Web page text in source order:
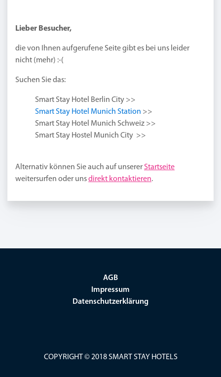
Lieber Besucher,
die von Ihnen aufgerufene Seite gibt es bei uns leider
nicht (mehr) :-(
Suchen Sie das:
Smart Stay Hotel Berlin City >>
Smart Stay Hotel Munich Station >>
Smart Stay Hotel Munich Schweiz >>
Smart Stay Hostel Munich City >>
Alternativ können Sie auch auf unserer Startseite
weitersurfen oder unsdirekt kontaktieren.
AGB
Impressum
Datenschutzerklärung
COPYRIGHT © 2018 SMART STAY HOTELS